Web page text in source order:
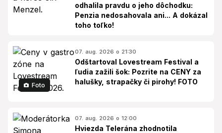
odhalila pravdu o jeho dôchodku:
Penzia nedosahovala ani... A dokázal
toho toľko!
Foto
07. aug. 2026 o 21:30
Odštartoval Lovestream Festival a
ľudia zažili šok: Pozrite na CENY za
halušky, strapačky či pirohy! FOTO
07. aug. 2026 o 12:00
Hviezda Telerána zhodnotila